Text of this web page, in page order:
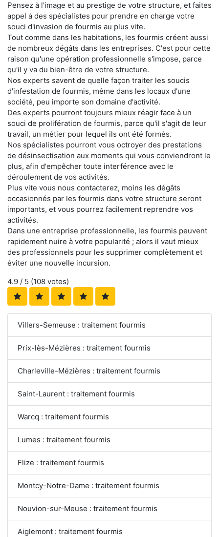
Pensez à l'image et au prestige de votre structure, et faites
appel à des spécialistes pour prendre en charge votre
souci d'invasion de fourmis au plus vite.
Tout comme dans les habitations, les fourmis créent aussi
de nombreux dégâts dans les entreprises. C'est pour cette
raison qu'une opération professionnelle s'impose, parce
qu'il y va du bien-être de votre structure.
Nos experts savent de quelle façon traiter les soucis
d'infestation de fourmis, même dans les locaux d'une
société, peu importe son domaine d'activité.
Des experts pourront toujours mieux réagir face à un
souci de prolifération de fourmis, parce qu'il s'agit de leur
travail, un métier pour lequel ils ont été formés.
Nos spécialistes pourront vous octroyer des prestations
de désinsectisation aux moments qui vous conviendront le
plus, afin d'empêcher toute interférence avec le
déroulement de vos activités.
Plus vite vous nous contacterez, moins les dégâts
occasionnés par les fourmis dans votre structure seront
importants, et vous pourrez facilement reprendre vos
activités.
Dans une entreprise professionnelle, les fourmis peuvent
rapidement nuire à votre popularité ; alors il vaut mieux
des professionnels pour les supprimer complètement et
éviter une nouvelle incursion.
4.9 / 5 (108 votes)
Villers-Semeuse : traitement fourmis
Prix-lès-Mézières : traitement fourmis
Charleville-Mézières : traitement fourmis
Saint-Laurent : traitement fourmis
Warcq : traitement fourmis
Lumes : traitement fourmis
Flize : traitement fourmis
Montcy-Notre-Dame : traitement fourmis
Nouvion-sur-Meuse : traitement fourmis
Aiglemont : traitement fourmis